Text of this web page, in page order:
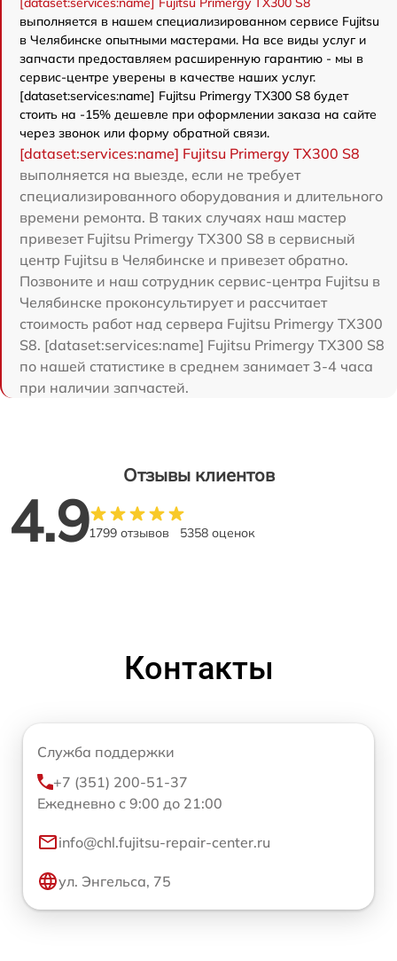
выполняется в нашем специализированном сервисе Fujitsu
в Челябинске опытными мастерами. На все виды услуг и
запчасти предоставляем расширенную гарантию - мы в
сервис-центре уверены в качестве наших услуг.
[dataset:services:name] Fujitsu Primergy TX300 S8 будет
стоить на -15% дешевле при оформлении заказа на сайте
через звонок или форму обратной связи.
[dataset:services:name] Fujitsu Primergy TX300 S8
выполняется на выезде, если не требует
специализированного оборудования и длительного
времени ремонта. В таких случаях наш мастер
привезет Fujitsu Primergy TX300 S8 в сервисный
центр Fujitsu в Челябинске и привезет обратно.
Позвоните и наш сотрудник сервис-центра Fujitsu в
Челябинске проконсультирует и рассчитает
стоимость работ над сервера Fujitsu Primergy TX300
S8. [dataset:services:name] Fujitsu Primergy TX300 S8
по нашей статистике в среднем занимает 3-4 часа
при наличии запчастей.
Отзывы клиентов
4.91799 отзывов 5358 оценок
Контакты
Служба поддержки
+7 (351) 200-51-37
Ежедневно с 9:00 до 21:00
info@chl.fujitsu-repair-center.ru
ул. Энгельса, 75